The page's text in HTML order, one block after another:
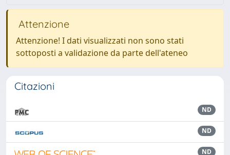
Attenzione
Attenzione! I dati visualizzati non sono stati
sottoposti a validazione da parte dell'ateneo
Citazioni
ND
ND
ND